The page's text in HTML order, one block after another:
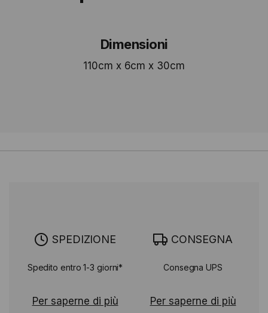
Dimensioni
110cm x 6cm x 30cm
SPEDIZIONE
Spedito entro 1-3 giorni*
Per saperne di più
CONSEGNA
Consegna UPS
Per saperne di più